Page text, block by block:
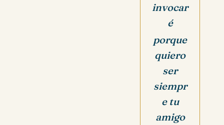
invocar
é
porque
quiero
ser
siempr
e tu
amigo